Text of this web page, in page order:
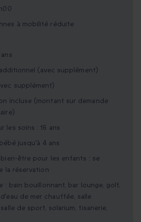
à mobilité réduite
(avec supplément)
supplément)
incluse (montant sur demande
les soins : 16 ans
jusqu'à 4 ans
être pour les enfants : se
la réservation
: bain bouillonnant, bar lounge, golf,
de mer chauffée, salle
de sport, solarium, tisanerie,